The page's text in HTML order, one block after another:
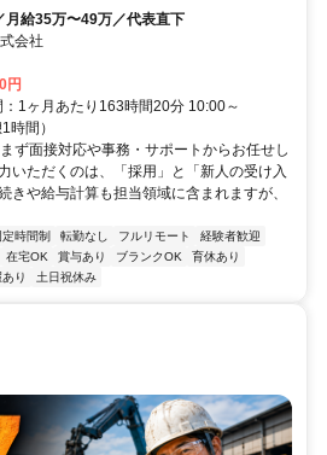
月給35万〜49万／代表直下
会社
円
1ヶ月あたり163時間20分 10:00～
時間）
ず面接対応や事務・サポートからお任せし
いただくのは、「採用」と「新人の受け入
きや給与計算も担当領域に含まれますが、
定時間制 転勤なし フルリモート
経験者歓迎
在宅OK 賞与あり ブランクOK
育休あり
り 土日祝休み